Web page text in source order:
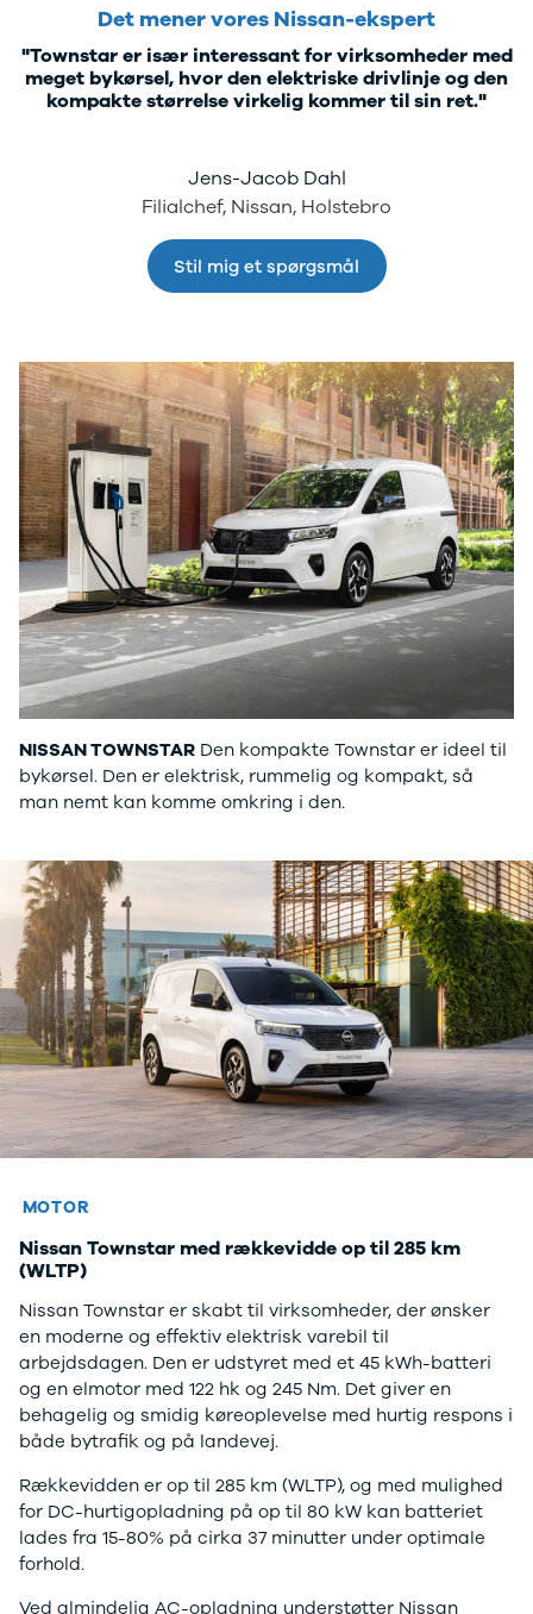
Anmeldelser
Alle nye
varebiler
Leasing af
Elektriske
Leverandør
Det mener vores Nissan-ekspert
"Townstar er især interessant for virksomheder med
meget bykørsel, hvor den elektriske drivlinje og den
kompakte størrelse virkelig kommer til sin ret."
Jens-Jacob Dahl
Filialchef, Nissan, Holstebro
Stil mig et spørgsmål
NISSAN TOWNSTAR Den kompakte Townstar er ideel til
bykørsel. Den er elektrisk, rummelig og kompakt, så
man nemt kan komme omkring i den.
MOTOR
Nissan Townstar med rækkevidde op til 285 km
(WLTP)
Nissan Townstar er skabt til virksomheder, der ønsker
en moderne og effektiv elektrisk varebil til
arbejdsdagen. Den er udstyret med et 45 kWh-batteri
og en elmotor med 122 hk og 245 Nm. Det giver en
behagelig og smidig køreoplevelse med hurtig respons i
både bytrafik og på landevej.
Rækkevidden er op til 285 km (WLTP), og med mulighed
for DC-hurtigopladning på op til 80 kW kan batteriet
lades fra 15-80% på cirka 37 minutter under optimale
forhold.
Ved almindelig AC-opladning understøtter Nissan